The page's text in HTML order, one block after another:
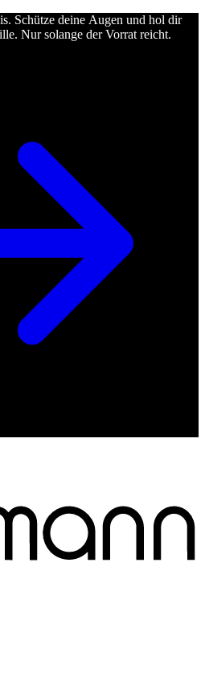
Schütze deine Augen und hol dir
Nur solange der Vorrat reicht.